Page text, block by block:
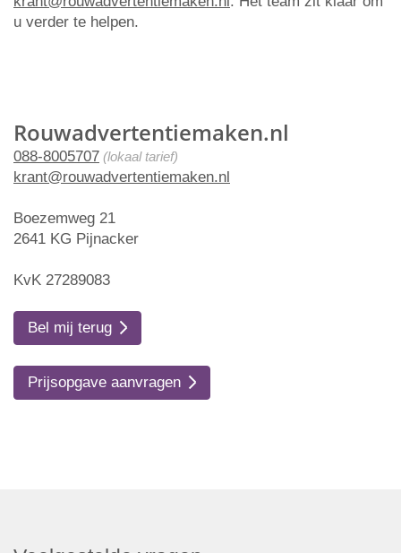
Rouwadvertentiemaken.nl
088-8005707 (lokaal tarief)
krant@rouwadvertentiemaken.nl
Boezemweg 21
2641 KG Pijnacker
KvK 27289083
Bel mij terug
Prijsopgave aanvragen
u verder te helpen.